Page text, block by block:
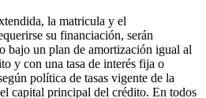
la matricula y el
su financiación, serán
bajo un plan de amortización igual al
y con una tasa de interés fija o
política de tasas vigente de la
capital principal del crédito. En todos